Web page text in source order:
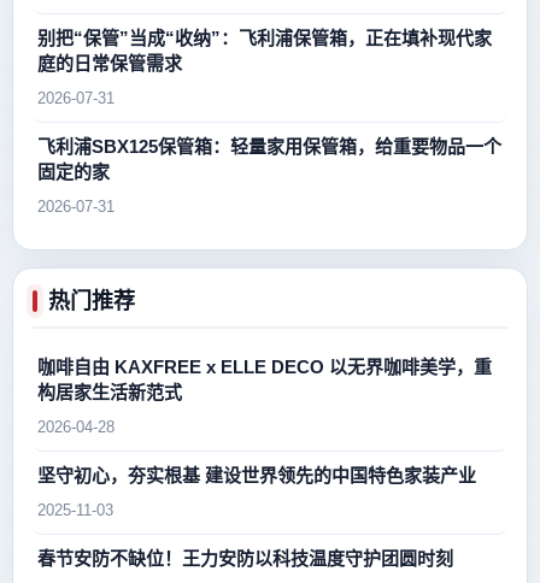
别把“保管”当成“收纳”：飞利浦保管箱，正在填补现代家
庭的日常保管需求
2026-07-31
飞利浦SBX125保管箱：轻量家用保管箱，给重要物品一个
固定的家
2026-07-31
热门推荐
咖啡自由 KAXFREE x ELLE DECO 以无界咖啡美学，重
构居家生活新范式
2026-04-28
坚守初心，夯实根基 建设世界领先的中国特色家装产业
2025-11-03
春节安防不缺位！王力安防以科技温度守护团圆时刻